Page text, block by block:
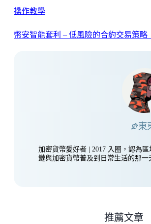
操作教學
幣安智能套利 – 低風險的合約交易策略
東
加密貨幣愛好者 | 2017 入圈，認為
鏈與加密貨幣普及到日常生活的那一
推薦文章